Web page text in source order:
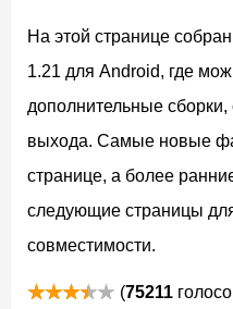
На этой странице
1.21 для Android, где
дополнительные
выхода. Самые новые
странице, а более
следующие страницы
совместимости.
(75211